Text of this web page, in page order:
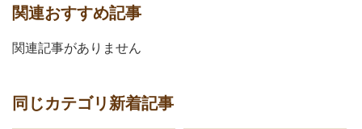
関連おすすめ記事
関連記事がありません
同じカテゴリ新着記事